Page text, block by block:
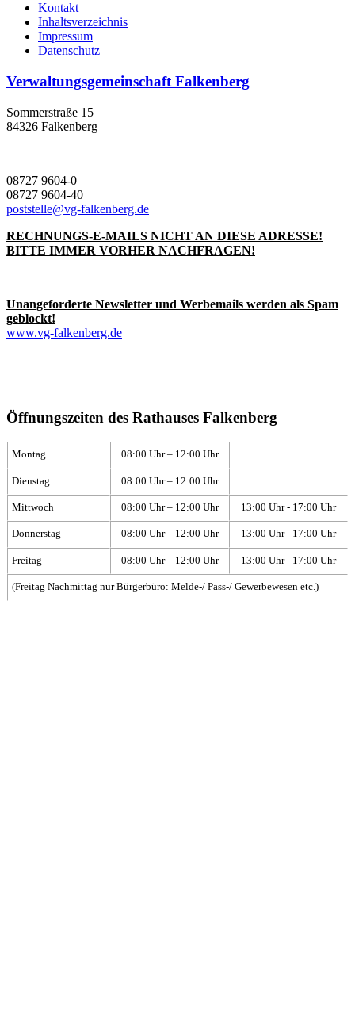
Kontakt
Inhaltsverzeichnis
Impressum
Datenschutz
Verwaltungsgemeinschaft Falkenberg
Sommerstraße 15
84326 Falkenberg
08727 9604-0
08727 9604-40
poststelle@vg-falkenberg.de
RECHNUNGS-E-MAILS NICHT AN DIESE ADRESSE!
BITTE IMMER VORHER NACHFRAGEN!
Unangeforderte Newsletter und Werbemails werden als Spam
geblockt!
www.vg-falkenberg.de
Öffnungszeiten des Rathauses Falkenberg
Montag 08:00 Uhr – 12:00 Uhr
Dienstag 08:00 Uhr – 12:00 Uhr
Mittwoch 08:00 Uhr – 12:00 Uhr 13:00 Uhr - 17:00 Uhr
Donnerstag 08:00 Uhr – 12:00 Uhr 13:00 Uhr - 17:00 Uhr
Freitag 08:00 Uhr – 12:00 Uhr 13:00 Uhr - 17:00 Uhr
(Freitag Nachmittag nur Bürgerbüro: Melde-/ Pass-/ Gewerbewesen etc.)